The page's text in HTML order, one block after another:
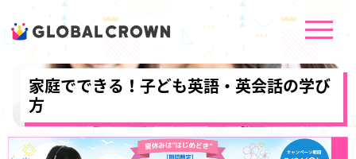
家庭でできる！子ども英語・英会話の学び
方